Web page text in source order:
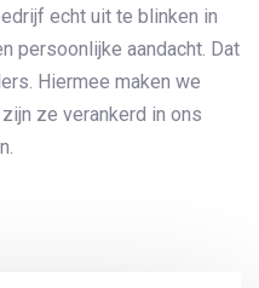
echt uit te blinken in
persoonlijke aandacht. Dat
Hiermee maken we
ze verankerd in ons